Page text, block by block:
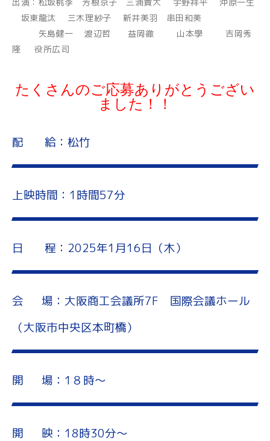
坂東龍汰 三木理紗子 新井美羽 串田和美
矢島健一 渡辺哲 益岡徹 山本學 吉岡秀
隆 役所広司
たくさんのご応募ありがとうござい
ました！！
配 給：松竹
上映時間：1時間57分
日 程：2025年1月16日（木）
会 場：大阪商工会議所7F 国際会議ホール
（大阪市中央区本町橋）
開 場：1８時～
開 映：18時30分～